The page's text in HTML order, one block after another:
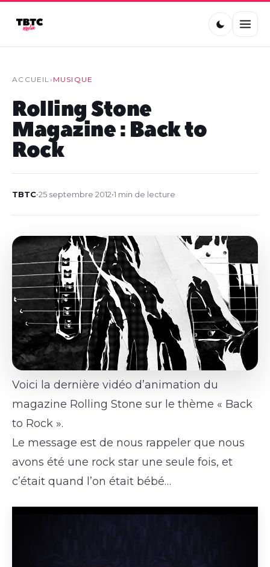
ACCUEIL› MUSIQUE
Rolling Stone
Magazine : Back to
Rock
TBTC•25 septembre 2012•1 min de lecture
Voici la dernière vidéo d’animation du
magazine Rolling Stone sur le thème « Back
to Rock ».
Le message est de nous rappeler que nous
avons été une rock star une seule fois, et
c’était quand l’on était bébé…